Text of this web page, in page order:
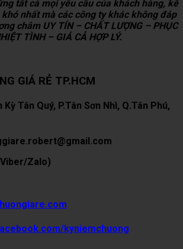
tất cả mọi yêu cầu của khách hàng, kể
nhất mà các công ty khác không đáp
châm UY TÍN – CHẤT LƯỢNG – PHỤC
TÌNH – GIÁ CẢ HỢP LÝ.
GIÁ RẺ TP.HCM
Tân Quý, P.Tân Sơn Nhì, Q.Tân Phú,
Zalo)
kyniemchuong